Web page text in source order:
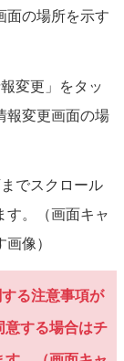
面の場所を示す
変更」をタッ
報変更画面の場
でスクロール
す。（画面キャ
像）
る注意事項が
意する場合はチ